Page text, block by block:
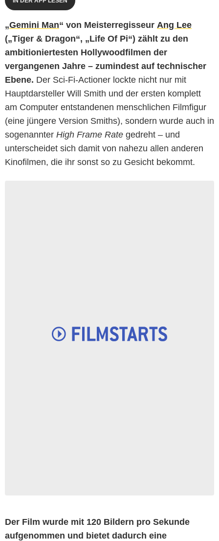
„Gemini Man“ von Meisterregisseur Ang Lee
(„Tiger & Dragon“, „Life Of Pi“) zählt zu den
ambitioniertesten Hollywoodfilmen der
vergangenen Jahre – zumindest auf technischer
Ebene. Der Sci-Fi-Actioner lockte nicht nur mit
Hauptdarsteller Will Smith und der ersten komplett
am Computer entstandenen menschlichen Filmfigur
(eine jüngere Version Smiths), sondern wurde auch in
sogenannter High Frame Rate gedreht – und
unterscheidet sich damit von nahezu allen anderen
Kinofilmen, die ihr sonst so zu Gesicht bekommt.
Der Film wurde mit 120 Bildern pro Sekunde
aufgenommen und bietet dadurch eine